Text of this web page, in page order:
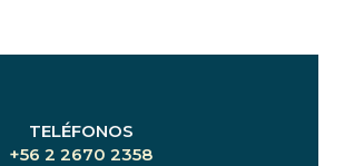
TELÉFONOS
+56 2 2670 2358